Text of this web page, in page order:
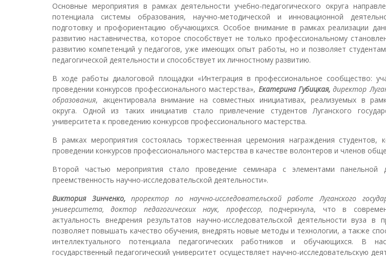
Основные мероприятия в рамках деятельности учебно-педагогического округа
потенциала системы образования, научно-методической и инновационной
подготовку и профориентацию обучающихся. Особое внимание в рамках реализации
развитию наставничества, которое способствует не только профессиональному
развитию компетенций у педагогов, уже имеющих опыт работы, но и позволяет
педагогической деятельности и способствует их личностному развитию.
В ходе работы диалоговой площадки «Интеграция в профессиональное сообщество:
проведении конкурсов профессионального мастерства», Екатерина Губицкая,директор
образования, акцентировала внимание на совместных инициативах, реализуемых в
округа. Одной из таких инициатив стало привлечение студентов Луганского
университета к проведению конкурсов профессионального мастерства.
В рамках мероприятия состоялась торжественная церемония награждения студентов,
проведении конкурсов профессионального мастерства в качестве волонтеров и членов
Второй частью мероприятия стало проведение семинара с элементами
преемственность научно-исследовательской деятельности».
Виктория Зинченко,
проректор по научно-исследовательской работе Луганского
университета, доктор педагогических наук, профессор,подчеркнула, что в
актуальность внедрения результатов научно-исследовательской деятельности вуза
позволяет повышать качество обучения, внедрять новые методы и технологии, а также
интеллектуального потенциала педагогических работников и обучающихся. В
государственный педагогический университет осуществляет научно-исследовательскую